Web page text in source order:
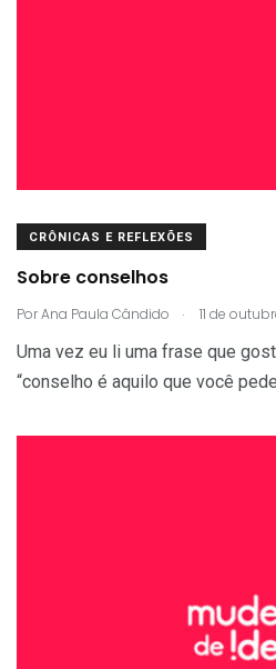
CRÔNICAS E REFLEXÕES
Sobre conselhos
PorAna Paula Cândido . 11 de
Uma vez eu li uma frase que
“conselho é aquilo que você